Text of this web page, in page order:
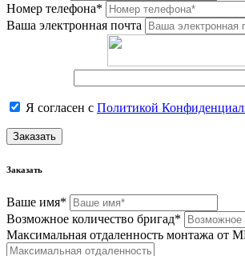
Номер телефона*
Ваша электронная почта
Я согласен с Политикой
Заказать
Заказать
Ваше имя*
Возможное количество бригад*
Максимальная отдаленность монтажа от